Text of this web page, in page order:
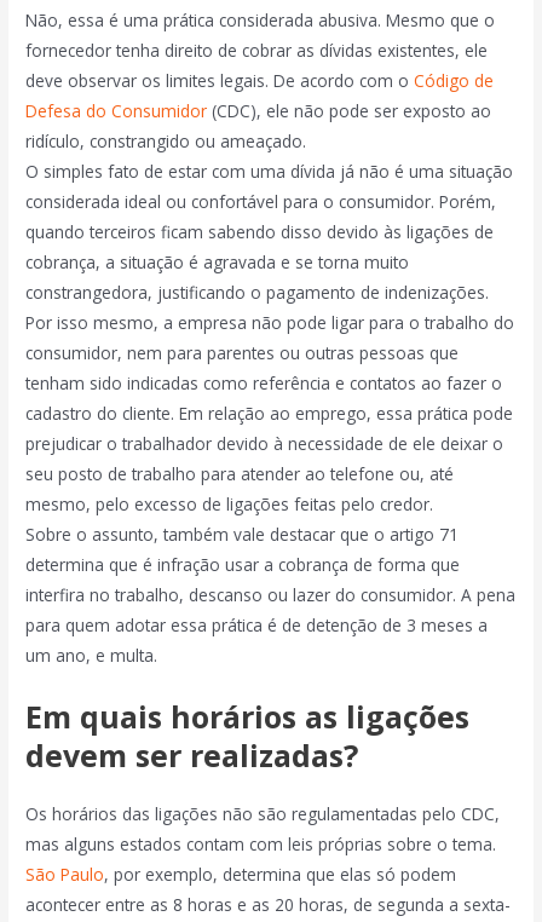
Não, essa é uma prática considerada abusiva. Mesmo que o
fornecedor tenha direito de cobrar as dívidas existentes, ele
deve observar os limites legais. De acordo com oCódigo de
Defesa do Consumidor (CDC), ele não pode ser exposto ao
ridículo, constrangido ou ameaçado.
O simples fato de estar com uma dívida já não é uma situação
considerada ideal ou confortável para o consumidor. Porém,
quando terceiros ficam sabendo disso devido às ligações de
cobrança, a situação é agravada e se torna muito
constrangedora, justificando o pagamento de indenizações.
Por isso mesmo, a empresa não pode ligar para o trabalho do
consumidor, nem para parentes ou outras pessoas que
tenham sido indicadas como referência e contatos ao fazer o
cadastro do cliente. Em relação ao emprego, essa prática pode
prejudicar o trabalhador devido à necessidade de ele deixar o
seu posto de trabalho para atender ao telefone ou, até
mesmo, pelo excesso de ligações feitas pelo credor.
Sobre o assunto, também vale destacar que o artigo 71
determina que é infração usar a cobrança de forma que
interfira no trabalho, descanso ou lazer do consumidor. A pena
para quem adotar essa prática é de detenção de 3 meses a
um ano, e multa.
Em quais horários as ligações
devem ser realizadas?
Os horários das ligações não são regulamentadas pelo CDC,
mas alguns estados contam com leis próprias sobre o tema.
São Paulo, por exemplo, determina que elas só podem
acontecer entre as 8 horas e as 20 horas, de segunda a sexta-